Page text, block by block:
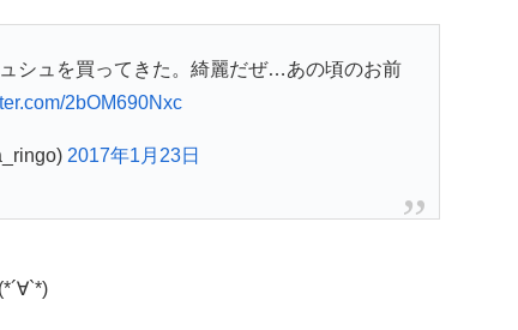
シュを買ってきた。綺麗だぜ…あの頃のお前
2bOM690Nxc
2017年1月23日